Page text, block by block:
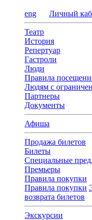
eng Личный
Театр
История
Репертуар
Гастроли
Люди
Правила
Людям с
Партнеры
Документы
Афиша
Продажа билетов
Билеты
Специальные
Премьеры
Правила покупки
Правила покупки
возврата билетов
Экскурсии